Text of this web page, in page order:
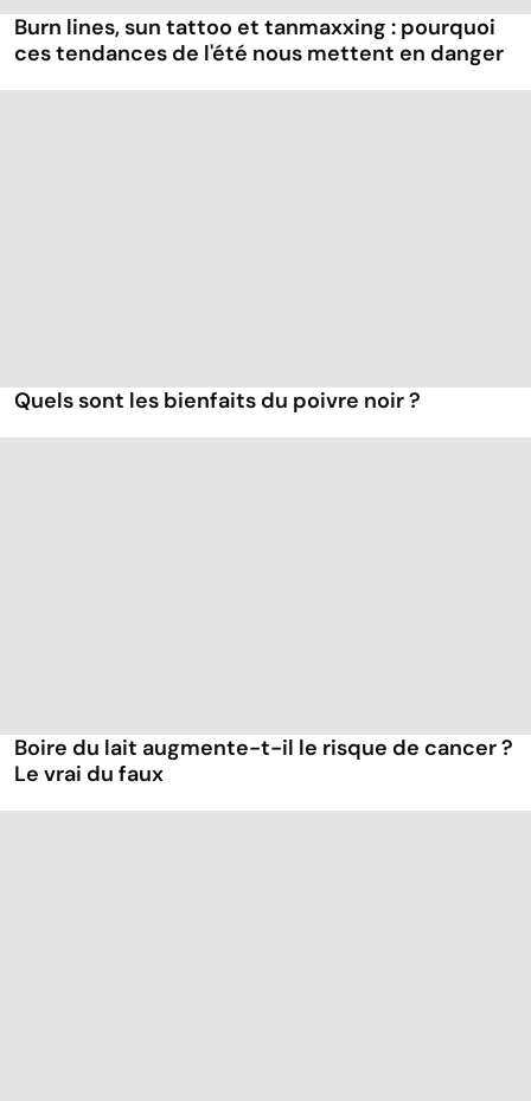
Burn lines, sun tattoo et tanmaxxing : pourquoi
ces tendances de l'été nous mettent en danger
Quels sont les bienfaits du poivre noir ?
Boire du lait augmente-t-il le risque de cancer ?
Le vrai du faux